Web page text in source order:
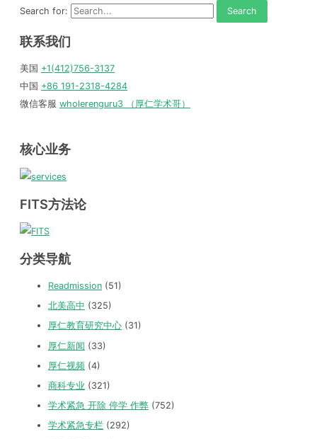
Search for:
联系我们
美国 +1(412)756-3137
中国 +86 191-2318-4284
微信客服 wholerenguru3 （厚仁学术哥）
核心业务
FITS方法论
分类导航
Readmission (51)
北美高中 (325)
厚仁教育研究中心 (31)
厚仁新闻 (33)
厚仁视频 (4)
商科专业 (321)
学术紧急 开除 停学 作弊 (752)
学术紧急专栏 (292)